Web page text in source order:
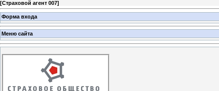
[Страховой агент 007]
Форма входа
Меню сайта